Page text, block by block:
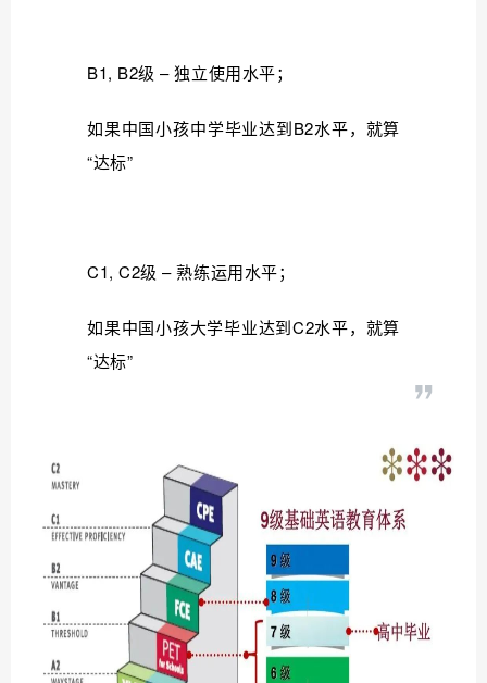
B1, B2级 – 独立使用水平；
如果中国小孩中学毕业达到B2水平，就算
“达标”
C1, C2级 – 熟练运用水平；
如果中国小孩大学毕业达到C2水平，就算
“达标”